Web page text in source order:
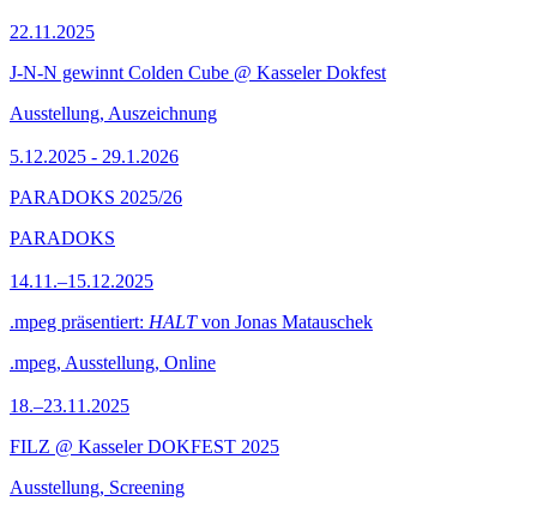
22.11.2025
J-N-N gewinnt Colden Cube @ Kasseler Dokfest
Ausstellung, Auszeichnung
5.12.2025 - 29.1.2026
PARADOKS 2025/26
PARADOKS
14.11.–15.12.2025
.mpeg präsentiert: HALTvon Jonas Matauschek
.mpeg, Ausstellung, Online
18.–23.11.2025
FILZ @ Kasseler DOKFEST 2025
Ausstellung, Screening